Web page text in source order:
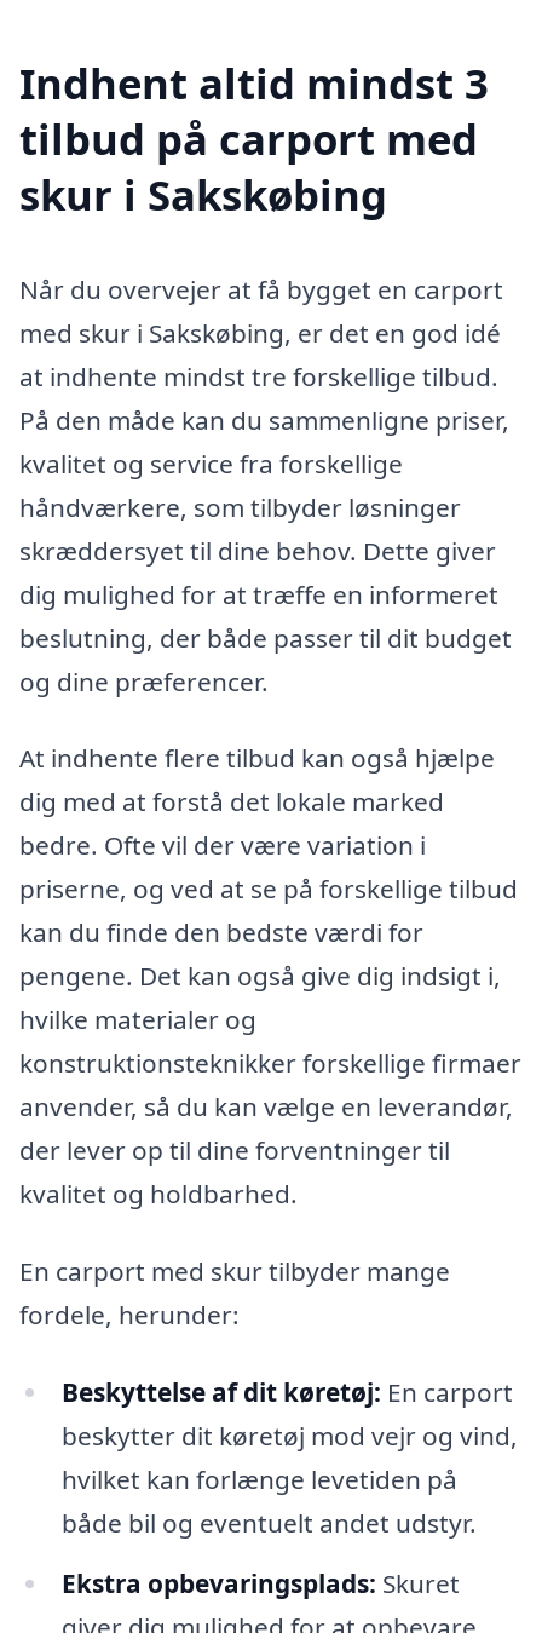
Indhent altid mindst 3
tilbud på carport med
skur i Sakskøbing
Når du overvejer at få bygget en carport
med skur i Sakskøbing, er det en god idé
at indhente mindst tre forskellige tilbud.
På den måde kan du sammenligne priser,
kvalitet og service fra forskellige
håndværkere, som tilbyder løsninger
skræddersyet til dine behov. Dette giver
dig mulighed for at træffe en informeret
beslutning, der både passer til dit budget
og dine præferencer.
At indhente flere tilbud kan også hjælpe
dig med at forstå det lokale marked
bedre. Ofte vil der være variation i
priserne, og ved at se på forskellige tilbud
kan du finde den bedste værdi for
pengene. Det kan også give dig indsigt i,
hvilke materialer og
konstruktionsteknikker forskellige firmaer
anvender, så du kan vælge en leverandør,
der lever op til dine forventninger til
kvalitet og holdbarhed.
En carport med skur tilbyder mange
fordele, herunder:
Beskyttelse af dit køretøj: En carport
beskytter dit køretøj mod vejr og vind,
hvilket kan forlænge levetiden på
både bil og eventuelt andet udstyr.
Ekstra opbevaringsplads: Skuret